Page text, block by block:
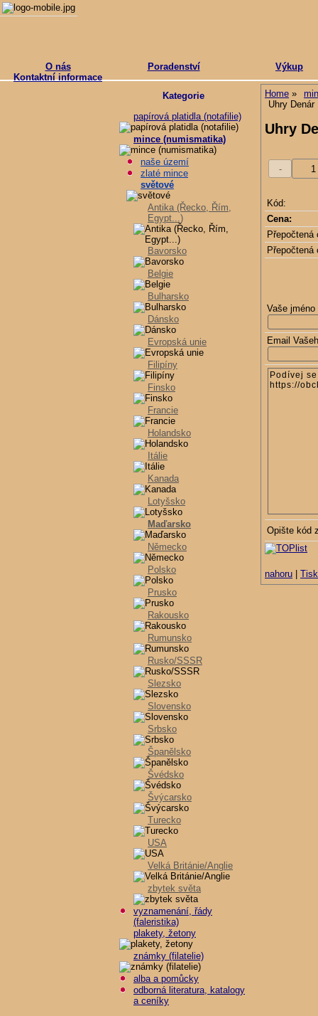
O nás Poradenství
Výkup
Kontaktní informace
Home
Uhry
Uhry
Kód:
Cena:
Přepočtená
Přepočtená
Vaše jméno
Email
Opište kód
nahoru
Kategorie
papírová platidla (notafilie)
mince (numismatika)
naše území
zlaté mince
světové
Antika (Řecko, Řím,
Egypt...)
Bavorsko
Belgie
Bulharsko
Dánsko
Evropská unie
Filipíny
Finsko
Francie
Holandsko
Itálie
Kanada
Lotyšsko
Maďarsko
Německo
Polsko
Prusko
Rakousko
Rumunsko
Rusko/SSSR
Slezsko
Slovensko
Srbsko
Španělsko
Švédsko
Švýcarsko
Turecko
USA
Velká Británie/Anglie
zbytek světa
vyznamenání, řády
(faleristika)
plakety, žetony
známky (filatelie)
alba a pomůcky
odborná literatura, katalogy
a ceníky